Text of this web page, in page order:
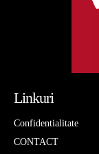
Linkuri
Confidentialitate
CONTACT